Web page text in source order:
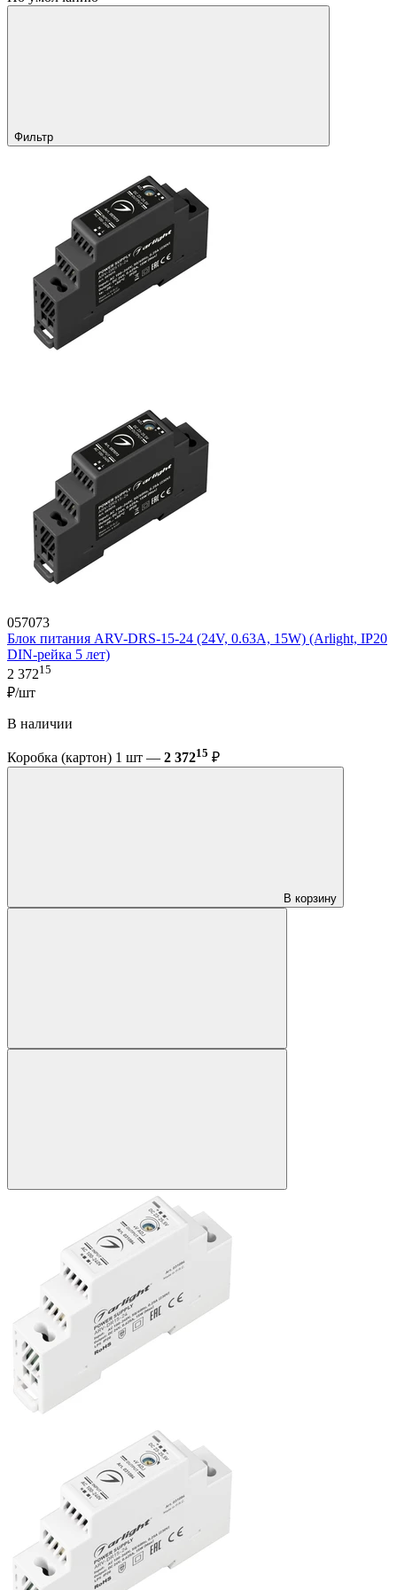
Фильтр
057073
Блок питания ARV-DRS-15-24 (24V, 0.63A, 15W) (Arlight, IP20
DIN-рейка 5 лет)
2 37215
₽/шт
В наличии
Коробка (картон) 1 шт — 2 37215 ₽
В корзину